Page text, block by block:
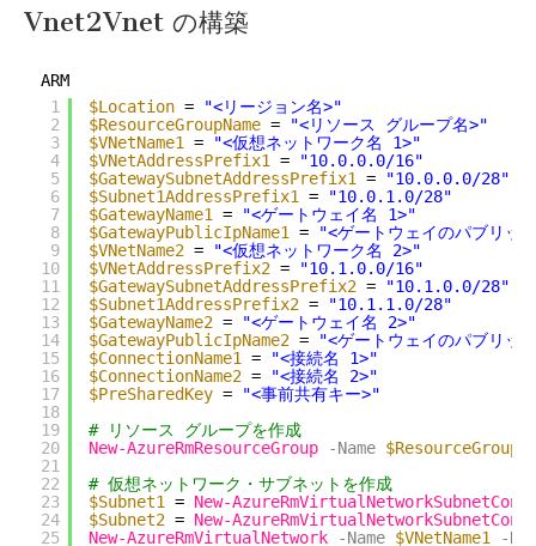
Vnet2Vnet の構築
ARM
1
2
3
4
5
6
7
8
9
10
11
12
13
14
15
16
17
18
19
20
21
22
23
24
25
$Location =
"<リージョン名>"
$ResourceGroupName =
"<リソース グループ名>"
$VNetName1 =
"<仮想ネットワーク名 1>"
$VNetAddressPrefix1 =
"10.0.0.0/16"
$GatewaySubnetAddressPrefix1 =
"10.0.0.0/28"
$Subnet1AddressPrefix1 =
"10.0.1.0/28"
$GatewayName1 =
"<ゲートウェイ名 1>"
$GatewayPublicIpName1 =
"<ゲートウェイのパブリ
$VNetName2 =
"<仮想ネットワーク名 2>"
$VNetAddressPrefix2 =
"10.1.0.0/16"
$GatewaySubnetAddressPrefix2 =
"10.1.0.0/28"
$Subnet1AddressPrefix2 =
"10.1.1.0/28"
$GatewayName2 =
"<ゲートウェイ名 2>"
$GatewayPublicIpName2 =
"<ゲートウェイのパブリ
$ConnectionName1 =
"<接続名 1>"
$ConnectionName2 =
"<接続名 2>"
$PreSharedKey =
"<事前共有キー>"
# リソース グループを作成
New-AzureRmResourceGroup
-Name
# 仮想ネットワーク・サブネットを作成
$Subnet1 = New-
$Subnet2 = New-
New-AzureRmVirtualNetwork
-Name $VNetName1 -